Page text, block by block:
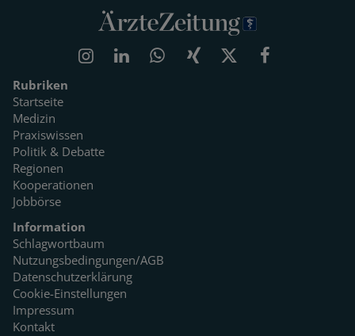
Rubriken
Startseite
Medizin
Praxiswissen
Politik & Debatte
Regionen
Kooperationen
Jobbörse
Information
Schlagwortbaum
Nutzungsbedingungen/AGB
Datenschutzerklärung
Cookie-Einstellungen
Impressum
Kontakt